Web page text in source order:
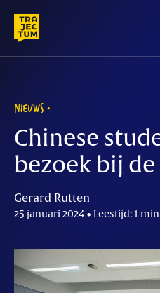
content
NIEUWS
Chinese
bezoek bij de
Gerard Rutten
25 januari 2024 • Leestijd: 1 min